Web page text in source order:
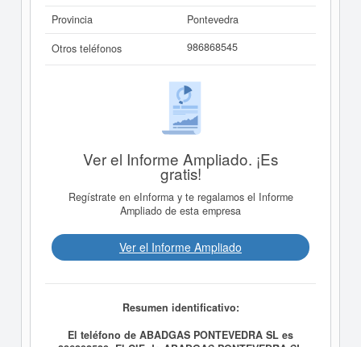
Provincia
Pontevedra
Otros teléfonos
986868545
Ver el Informe Ampliado. ¡Es
gratis!
Regístrate en eInforma y te regalamos el Informe
Ampliado de esta empresa
Ver el Informe Ampliado
Resumen identificativo:
El teléfono de ABADGAS PONTEVEDRA SL es